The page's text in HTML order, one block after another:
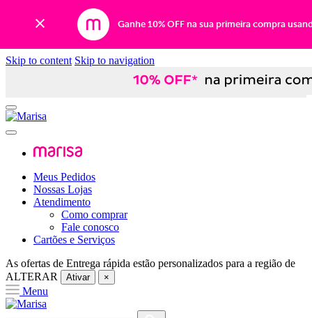
Ganhe 10% OFF na sua primeira compra
Skip to content Skip to navigation
Meus Pedidos
Nossas Lojas
Atendimento
Como comprar
Fale conosco
Cartões e Serviços
As ofertas de Entrega rápida estão personalizados para a região de
ALTERAR
Ativar ×
Menu